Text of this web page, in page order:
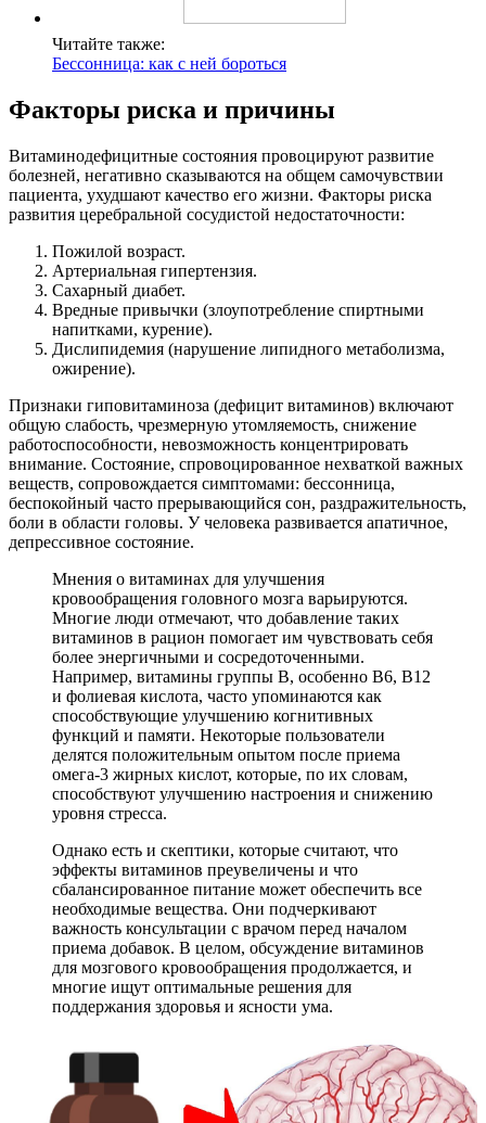
Читайте также:
Бессонница: как с ней бороться
Факторы риска и причины
Витаминодефицитные состояния провоцируют развитие
болезней, негативно сказываются на общем самочувствии
пациента, ухудшают качество его жизни. Факторы риска
развития церебральной сосудистой недостаточности:
Пожилой возраст.
Артериальная гипертензия.
Сахарный диабет.
Вредные привычки (злоупотребление спиртными
напитками, курение).
Дислипидемия (нарушение липидного метаболизма,
ожирение).
Признаки гиповитаминоза (дефицит витаминов) включают
общую слабость, чрезмерную утомляемость, снижение
работоспособности, невозможность концентрировать
внимание. Состояние, спровоцированное нехваткой важных
веществ, сопровождается симптомами: бессонница,
беспокойный часто прерывающийся сон, раздражительность,
боли в области головы. У человека развивается апатичное,
депрессивное состояние.
Мнения о витаминах для улучшения
кровообращения головного мозга варьируются.
Многие люди отмечают, что добавление таких
витаминов в рацион помогает им чувствовать себя
более энергичными и сосредоточенными.
Например, витамины группы B, особенно B6, B12
и фолиевая кислота, часто упоминаются как
способствующие улучшению когнитивных
функций и памяти. Некоторые пользователи
делятся положительным опытом после приема
омега-3 жирных кислот, которые, по их словам,
способствуют улучшению настроения и снижению
уровня стресса.
Однако есть и скептики, которые считают, что
эффекты витаминов преувеличены и что
сбалансированное питание может обеспечить все
необходимые вещества. Они подчеркивают
важность консультации с врачом перед началом
приема добавок. В целом, обсуждение витаминов
для мозгового кровообращения продолжается, и
многие ищут оптимальные решения для
поддержания здоровья и ясности ума.